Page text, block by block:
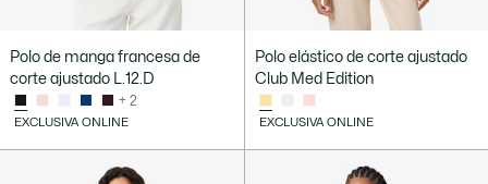
Polo de manga francesa de
corte ajustado L.12.D
+ 2
EXCLUSIVA ONLINE
Polo elástico de corte ajustado
Club Med Edition
EXCLUSIVA ONLINE